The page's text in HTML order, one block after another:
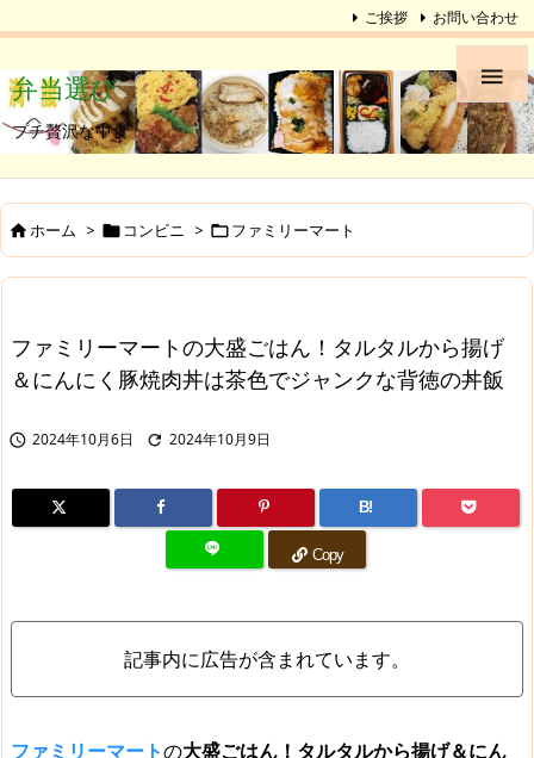

ご挨拶 お問い合わせ
弁当選び
プチ贅沢な中食
ホーム >  コンビニ > ファミリーマート
ファミリーマートの大盛ごはん！タルタルから揚げ
＆にんにく豚焼肉丼は茶色でジャンクな背徳の丼飯
 2024年10月6日  2024年10月9日
B!
Copy
記事内に広告が含まれています。
ファミリーマートの大盛ごはん！タルタルから揚げ＆にん